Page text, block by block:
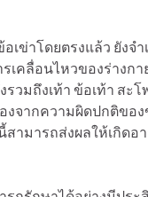
เข่าโดยตรงแล้ว ยังจำ
เคลื่อนไหวของร่างก
รวมถึงเท้า ข้อเท้า สะ
องจากความผิดปกติขอ
สามารถส่งผลให้เกิดอ